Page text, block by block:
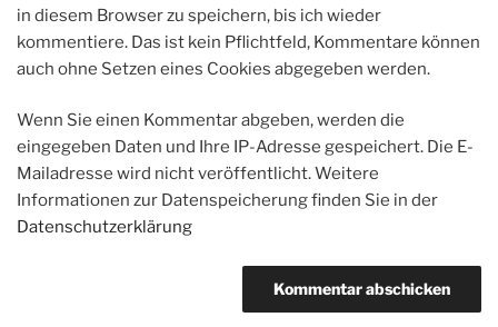
in diesem Browser zu speichern, bis ich wieder
kommentiere. Das ist kein Pflichtfeld, Kommentare können
auch ohne Setzen eines Cookies abgegeben werden.
Wenn Sie einen Kommentar abgeben, werden die
eingegeben Daten und Ihre IP-Adresse gespeichert. Die E-
Mailadresse wird nicht veröffentlicht. Weitere
Informationen zur Datenspeicherung finden Sie in der
Datenschutzerklärung